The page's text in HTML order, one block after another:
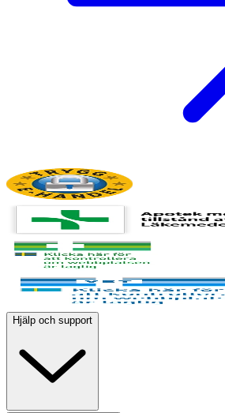
Hjälp och support